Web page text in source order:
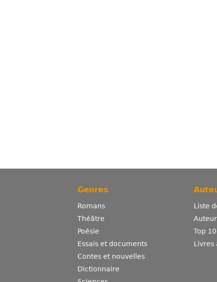
Genres
Romans
Théâtre
Poésie
Essais et documents
Contes et nouvelles
Dictionnaire
Liste
Top
Livres